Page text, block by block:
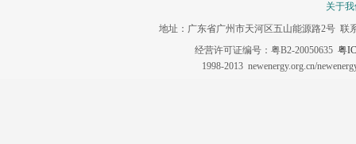
关于
地址：广东省广州市天河区五山能源路2号 联
经营许可证编号：粤B2-20050635 粤
1998-2013 newenergy.org.cn/